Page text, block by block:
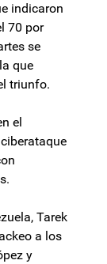
indicaron
70 por
se
que
triunfo.
el
Tarek
a los
y